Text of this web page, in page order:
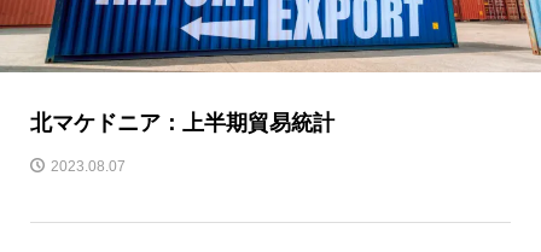
北マケドニア：上半期貿易統計
2023.08.07